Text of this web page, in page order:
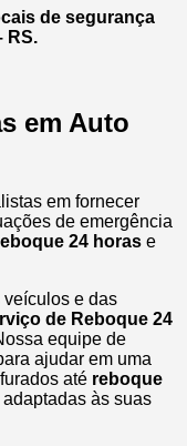
de segurança
RS.
em Auto
em fornecer
de emergência
24 horas e
e das
de Reboque 24
equipe de
ajudar em uma
até reboque
às suas